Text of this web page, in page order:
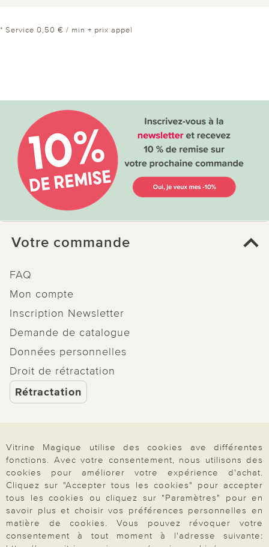
* Service 0,50 € / min + prix appel
Votre commande
FAQ
Mon compte
Inscription Newsletter
Demande de catalogue
Données personnelles
Droit de rétractation
Rétractation
Paiement & Livraison
À propos de nous
Vitrine Magique utilise des cookies ave différentes
fonctions. Avec votre consentement, nous utilisons des
cookies pour améliorer votre expérience d'achat.
Cliquez sur "Accepter tous les cookies" pour accepter
tous les cookies ou cliquez sur "Paramètres" pour en
savoir plus et choisir vos préférences personnelles en
matière de cookies. Vous pouvez révoquer votre
consentement à tout moment à l'adresse suivante: